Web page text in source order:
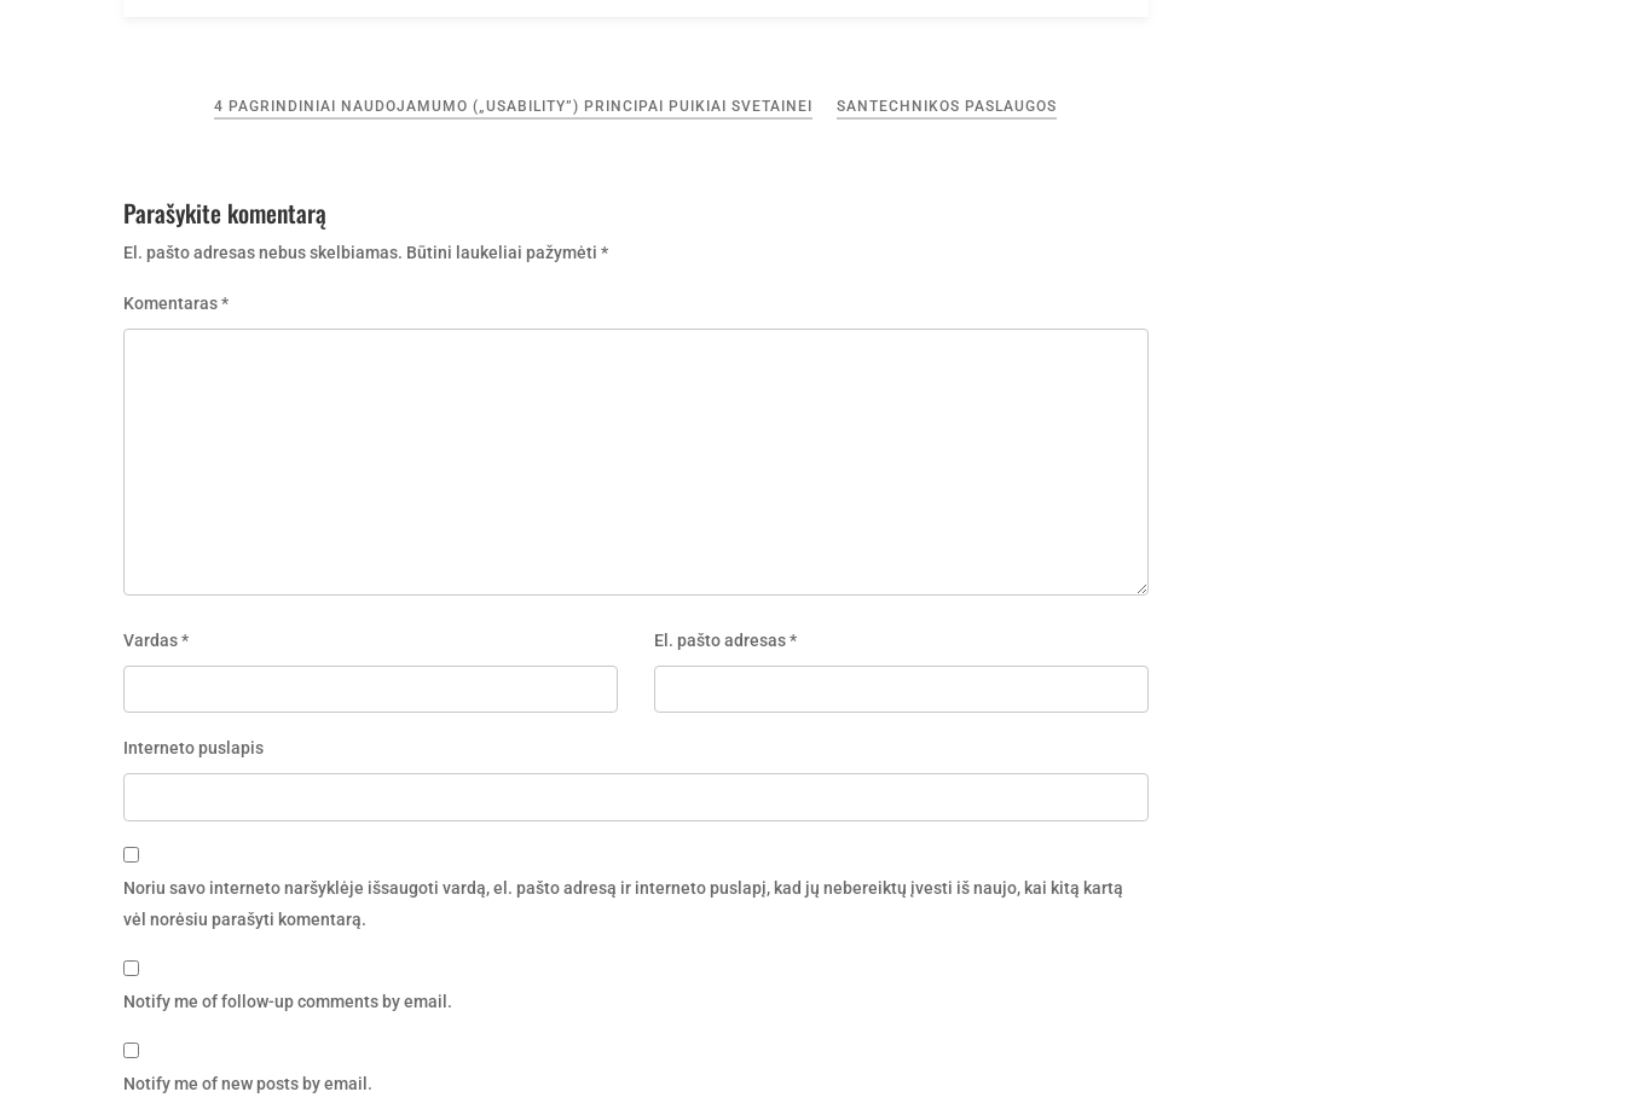
Navigacija4 PAGRINDINIAI NAUDOJAMUMO („USABILITY”) PRINCIPAI PUIKIAI SVETAINEI SANTECHNIKOS PASLAUGOS
Parašykite komentarą
El. pašto adresas nebus skelbiamas. Būtini laukeliai pažymėti *
Komentaras*
Vardas* El. pašto adresas*
Interneto puslapis
Noriu savo interneto naršyklėje išsaugoti vardą, el. pašto adresą ir interneto puslapį, kad jų nebereiktų įvesti iš naujo, kai kitą kartą
vėl norėsiu parašyti komentarą.
Notify me of follow-up comments by email.
Notify me of new posts by email.